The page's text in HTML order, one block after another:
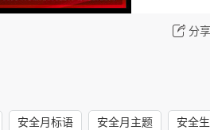
分享
安全月标语 安全月主题 安全